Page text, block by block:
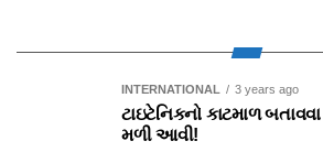
INTERNATIONAL 3 years ago
ટાઇટેનિકનો કાટમાળ
મળી આવી!